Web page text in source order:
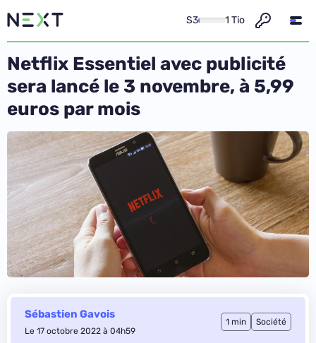
S3 1 Tio
Netflix Essentiel avec publicité
sera lancé le 3 novembre, à 5,99
euros par mois
Sébastien Gavois
Le 17 octobre 2022 à 04h59
1 min Société